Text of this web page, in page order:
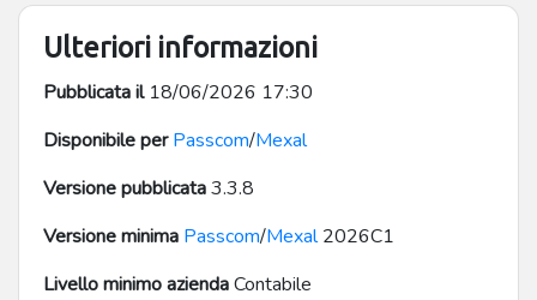
Ulteriori informazioni
Pubblicata il18/06/2026 17:30
Disponibile per Passcom/Mexal
Versione pubblicata3.3.8
Versione minima Passcom/Mexal2026C1
Livello minimo aziendaContabile